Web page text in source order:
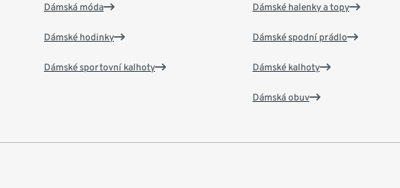
Dámská móda
Dámské hodinky
Dámské sportovní kalhoty
Dámské halenky a topy
Dámské spodní prádlo
Dámské kalhoty
Dámská obuv